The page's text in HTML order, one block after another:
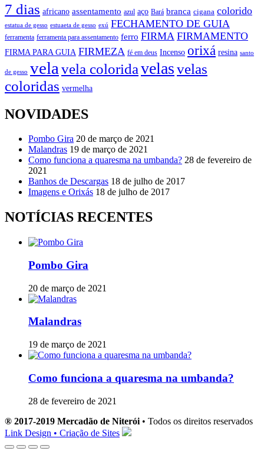
7 dias africano assentamento azul aço Bará branca cigana colorido
estatua de gesso estuaeta de gesso exú FECHAMENTO DE GUIA
ferramenta ferramenta para assentamento ferro FIRMA FIRMAMENTO
FIRMA PARA GUIA FIRMEZA fé em deus Incenso orixá resina santo
de gesso vela vela coloridavelasvelas
coloridas vermelha
NOVIDADES
Pombo Gira 20 de março de 2021
Malandras 19 de março de 2021
Como funciona a quaresma na umbanda? 28 de fevereiro de
2021
Banhos de Descargas 18 de julho de 2017
Imagens e Orixás 18 de julho de 2017
NOTÍCIAS RECENTES
Pombo Gira
20 de março de 2021
Malandras
19 de março de 2021
Como funciona a quaresma na umbanda?
28 de fevereiro de 2021
® 2017-2019 Mercadão de Niterói • Todos os direitos reservados
Link Design • Criação de Sites